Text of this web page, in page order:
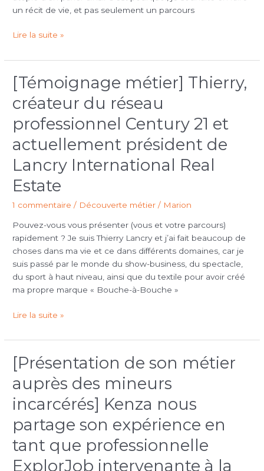
un récit de vie, et pas seulement un parcours
reconversion
en
formation
Lire la suite »
[Témoignage métier] Thierry,
créateur du réseau
professionnel Century 21 et
actuellement président de
Lancry International Real
Estate
1 commentaire / Découverte métier / Marion
Pouvez-vous vous présenter (vous et votre parcours)
rapidement ? Je suis Thierry Lancry et j’ai fait beaucoup de
choses dans ma vie et ce dans différents domaines, car je
suis passé par le monde du show-business, du spectacle,
du sport à haut niveau, ainsi que du textile pour avoir créé
ma propre marque « Bouche-à-Bouche »
[Témoignage
métier]
Thierry,
créateur
du
réseau
Century
21 et
président
de
Lancry
International
Real
Estate
Lire la suite »
[Présentation de son métier
auprès des mineurs
incarcérés] Kenza nous
partage son expérience en
tant que professionnelle
ExplorJob intervenante à la
[Présentation
de
son
métier
auprès
des
mineurs
incarcérés]
Kenza